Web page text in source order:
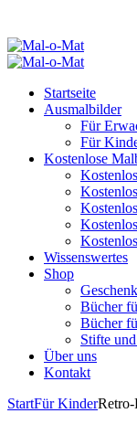
Startseite
Ausmalbilder
Für
Für
Kostenlose
Wissenswertes
Shop
Bücher
Bücher
Stifte
Über uns
Kontakt
StartFür KinderRetro-